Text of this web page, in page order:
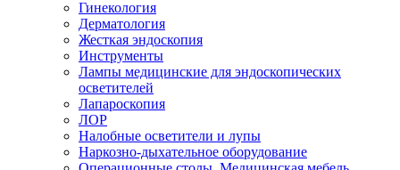
Гинекология
Дерматология
Жесткая эндоскопия
Инструменты
Лампы медицинские для эндоскопических
осветителей
Лапароскопия
ЛОР
Налобные осветители и лупы
Наркозно-дыхательное оборудование